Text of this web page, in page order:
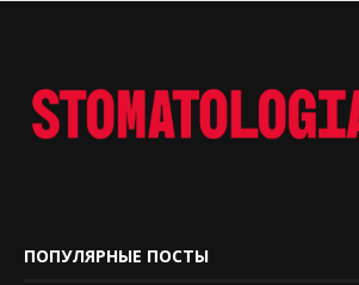
ПОПУЛЯРНЫЕ ПОСТЫ